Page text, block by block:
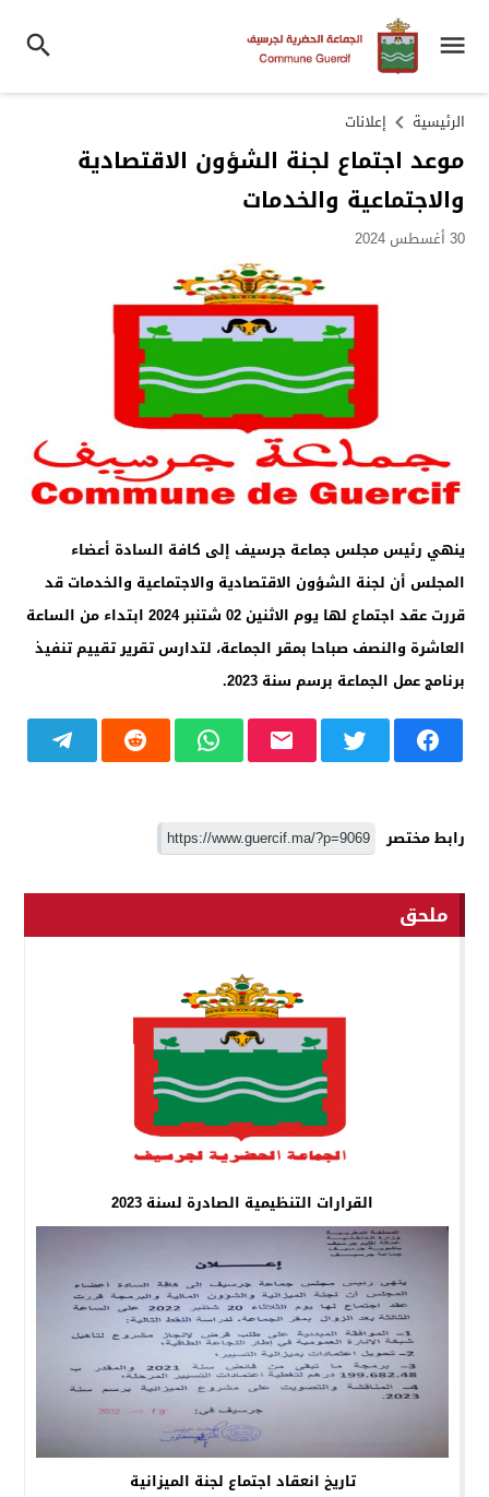
الرئيسية إعلانات
موعد اجتماع لجنة الشؤون الاقتصادية
والاجتماعية والخدمات
30 أغسطس 2024
ينهي رئيس مجلس جماعة جرسيف إلى كافة السادة أعضاء
المجلس أن لجنة الشؤون الاقتصادية والاجتماعية والخدمات قد
قررت عقد اجتماع لها يوم الاثنين 02 شتنبر 2024 ابتداء من الساعة
العاشرة والنصف صباحا بمقر الجماعة، لتدارس تقرير تقييم تنفيذ
برنامج عمل الجماعة برسم سنة 2023.
رابط مختصر
ملحق
القرارات التنظيمية الصادرة لسنة 2023
تاريخ انعقاد اجتماع لجنة الميزانية